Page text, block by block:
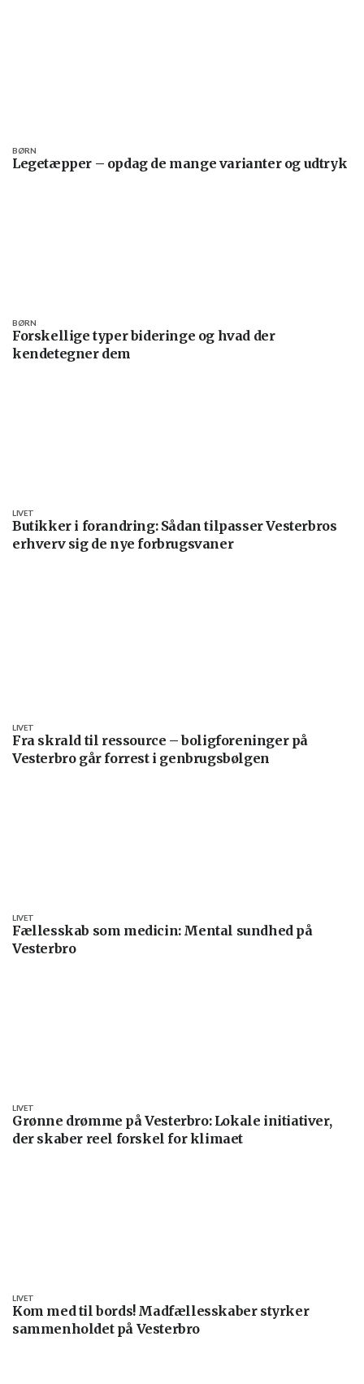
Legetæpper – opdag de mange varianter og udtryk
BØRN
Forskellige typer bideringe og hvad der
kendetegner dem
BØRN
Butikker i forandring: Sådan tilpasser Vesterbros
erhverv sig de nye forbrugsvaner
LIVET
Fra skrald til ressource – boligforeninger på
Vesterbro går forrest i genbrugsbølgen
LIVET
Fællesskab som medicin: Mental sundhed på
Vesterbro
LIVET
Grønne drømme på Vesterbro: Lokale initiativer,
der skaber reel forskel for klimaet
LIVET
Kom med til bords! Madfællesskaber styrker
sammenholdet på Vesterbro
LIVET